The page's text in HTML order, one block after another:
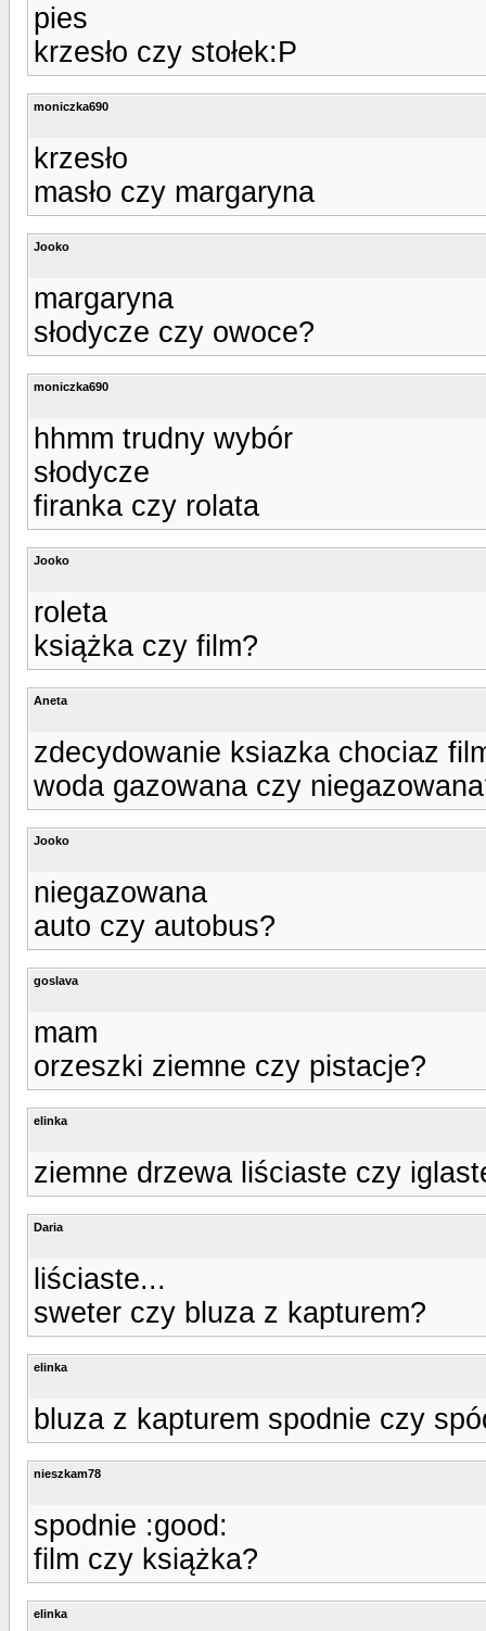
pies
krzesło czy stołek:P
moniczka690
krzesło
masło czy margaryna
Jooko
margaryna
słodycze czy owoce?
moniczka690
hhmm trudny wybór
słodycze
firanka czy rolata
Jooko
roleta
książka czy film?
Aneta
zdecydowanie ksiazka chociaz
woda gazowana czy
Jooko
niegazowana
auto czy autobus?
goslava
mam
orzeszki ziemne czy pistacje?
elinka
ziemne drzewa liściaste czy
Daria
liściaste...
sweter czy bluza z kapturem?
elinka
bluza z kapturem spodnie czy
nieszkam78
spodnie :good:
film czy książka?
elinka